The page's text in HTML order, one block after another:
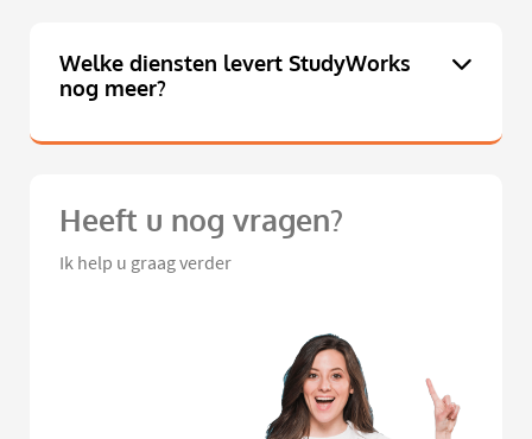
Welke diensten levert StudyWorks
nog meer?
Heeft u nog vragen?
Ik help u graag verder